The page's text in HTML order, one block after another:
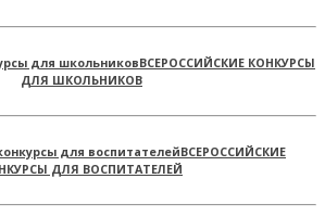
ВСЕРОССИЙСКИЕ КОНКУРСЫ
ДЛЯ ШКОЛЬНИКОВ
ВСЕРОССИЙСКИЕ
ДЛЯ ВОСПИТАТЕЛЕЙ